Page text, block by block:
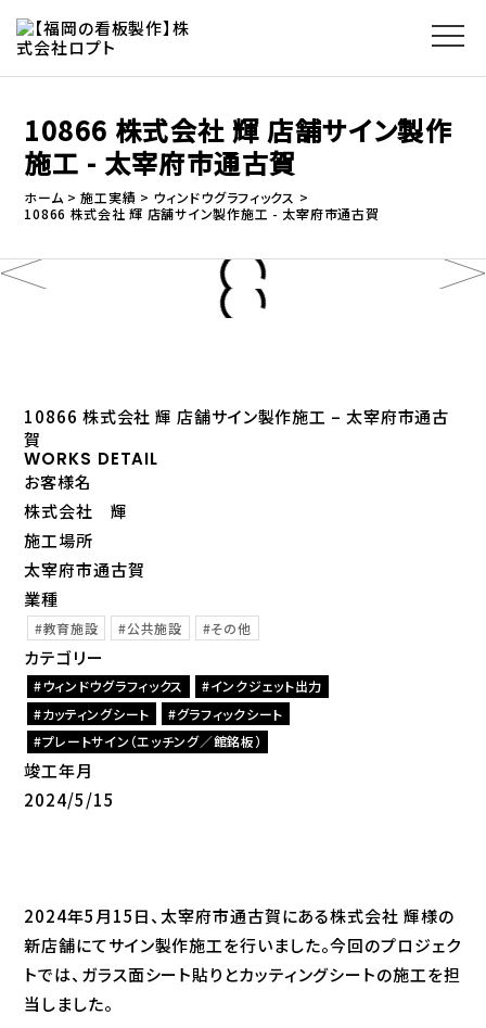
10866 株式会社 輝 店舗サイン製作
施工 - 太宰府市通古賀
ホーム 施工実績
ウィンドウグラフィックス
10866 株式会社 輝 店舗サイン製作施工 - 太宰府市通古賀
10866 株式会社 輝 店舗サイン製作施工 – 太宰府市通古
賀
WORKS DETAIL
お客様名
株式会社 輝
施工場所
太宰府市通古賀
業種
教育施設 公共施設 その他
カテゴリー
ウィンドウグラフィックス
インクジェット出力
カッティングシート
グラフィックシート
プレートサイン（エッチング／館銘板）
竣工年月
2024/5/15
2024年5月15日、太宰府市通古賀にある株式会社 輝様の
新店舗にてサイン製作施工を行いました。今回のプロジェク
トでは、ガラス面シート貼りとカッティングシートの施工を担
当しました。